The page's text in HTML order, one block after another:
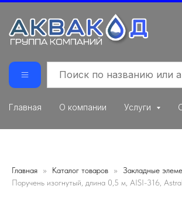
Главная О компании Услуги
Главная Каталог товаров Закладные
Поручень изогнутый, длина 0,5 м, AISI-316,